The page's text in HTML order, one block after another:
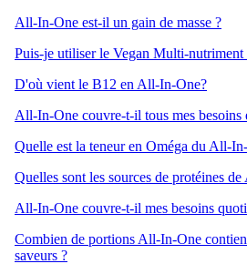
All-In-One est-il un gain de masse ?
Puis-je utiliser le Vegan Multi-
D'où vient le B12 en All-In-One?
All-In-One couvre-t-il tous mes besoins
Quelle est la teneur en Oméga du All-
Quelles sont les sources de protéines
All-In-One couvre-t-il mes besoins
Combien de portions All-In-One
saveurs ?